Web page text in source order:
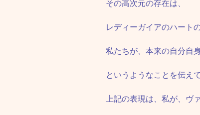
その高次元の存在は、
レディーガイアのハート
私たちが、本来の自分自
というようなことを伝え
上記の表現は、私が、ヴ